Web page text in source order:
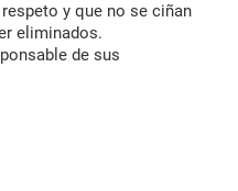
y que no se ciñan
eliminados.
de sus